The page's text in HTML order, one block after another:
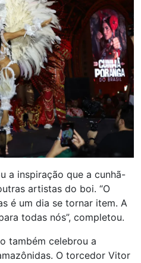
a inspiração que a cunhã-
artistas do boi. “O
é um dia se tornar item. A
todas nós”, completou.
também celebrou a
O torcedor Vitor